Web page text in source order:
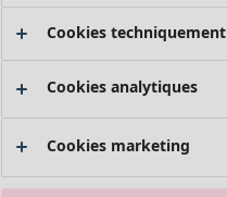
Cookies techniquement
Cookies analytiques
Cookies marketing